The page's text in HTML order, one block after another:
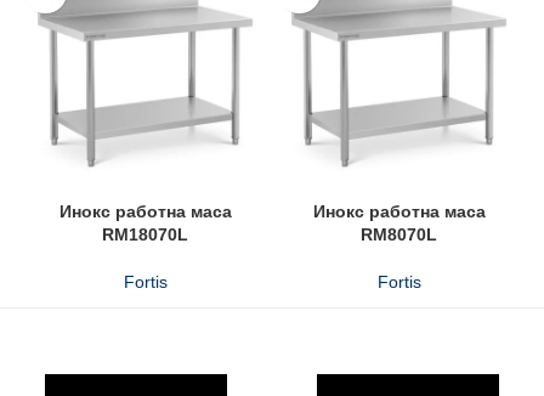
Инокс работна маса
RM18070L
Fortis
Инокс работна маса
RM8070L
Fortis